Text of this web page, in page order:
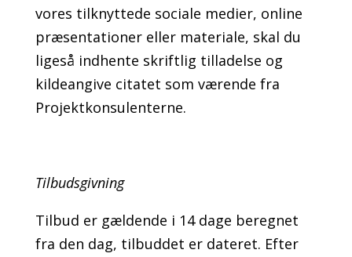
vores tilknyttede sociale medier, online
præsentationer eller materiale, skal du
ligeså indhente skriftlig tilladelse og
kildeangive citatet som værende fra
Projektkonsulenterne.
Tilbudsgivning
Tilbud er gældende i 14 dage beregnet
fra den dag, tilbuddet er dateret. Efter